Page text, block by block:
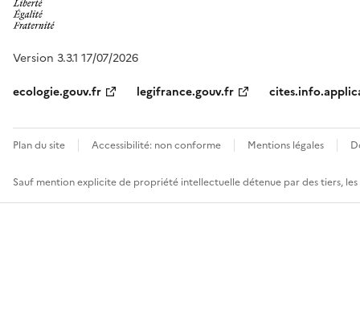
Version 3.3.1 17/07/2026
ecologie.gouv.fr
legifrance.gouv.fr
Plan du site Accessibilité: non conforme Mentions légales
Sauf mention explicite de propriété intellectuelle détenue par des tiers,